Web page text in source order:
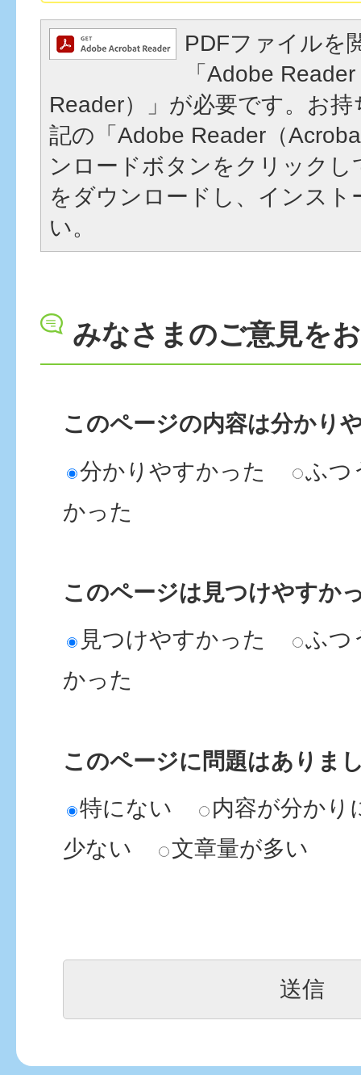
PDFファイルを
「Adobe
Reader）」が必要です。お
記の「Adobe Reader（
ンロードボタンをクリック
をダウンロードし、インスト
い。
みなさまのご意見を
このページの内容は分かり
分かりやすかった
ふつ
かった
このページは見つけやすか
見つけやすかった
ふつ
かった
このページに問題はありま
特にない
内容が分かり
少ない
文章量が多い